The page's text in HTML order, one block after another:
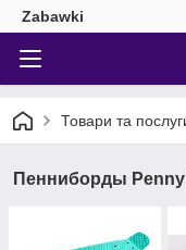
Zabawki
Товари та
Пенниборды Penny